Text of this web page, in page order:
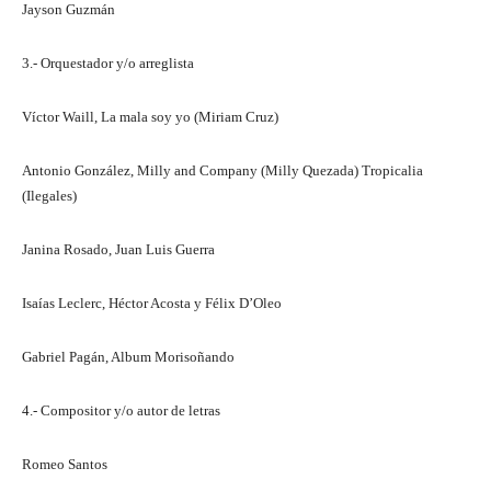
Jayson Guzmán
3.- Orquestador y/o arreglista
Víctor Waill, La mala soy yo (Miriam Cruz)
Antonio González, Milly and Company (Milly Quezada) Tropicalia
(Ilegales)
Janina Rosado, Juan Luis Guerra
Isaías Leclerc, Héctor Acosta y Félix D’Oleo
Gabriel Pagán, Album Morisoñando
4.- Compositor y/o autor de letras
Romeo Santos